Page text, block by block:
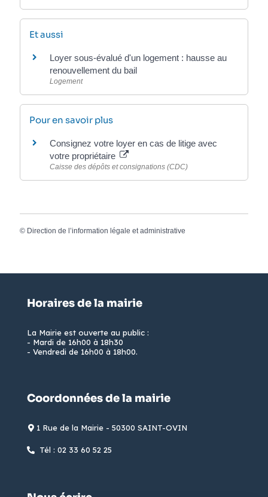
Et aussi
Loyer sous-évalué d'un logement : hausse au
renouvellement du bail
Logement
Pour en savoir plus
Consignez votre loyer en cas de litige avec
votre propriétaire
Caisse des dépôts et consignations (CDC)
© Direction de l’information légale et administrative
Horaires de la mairie
La Mairie est ouverte au public :
- Mardi de 16h00 à 18h30
- Vendredi de 16h00 à 18h00.
Coordonnées de la mairie
1 Rue de la Mairie - 50300 SAINT-OVIN
Tél : 02 33 60 52 25